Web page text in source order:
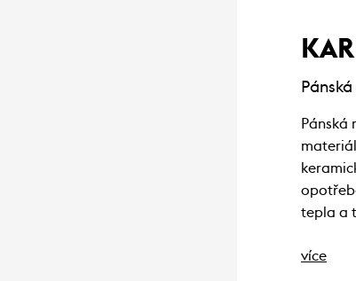
Pánská
tepla a
více